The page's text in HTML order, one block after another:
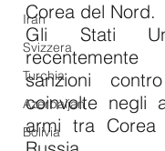
Iran
Svizzera
Turchia
Azerbaijan
Bolivia
Corea del Nord.
Gli Stati
sanzioni
coinvolte negli
armi tra